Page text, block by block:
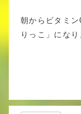
朝からビタミ
りっこ」になり